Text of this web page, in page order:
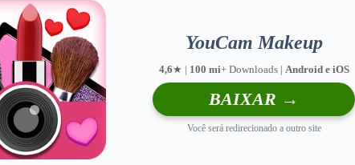
YouCam Makeup
4,6★ | 100 mi+ Downloads | Android e iOS
BAIXAR →
Você será redirecionado a outro site